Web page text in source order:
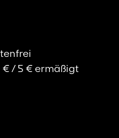
€ / 5 € ermäßigt